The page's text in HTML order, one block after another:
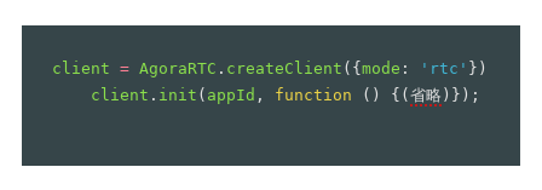
client = AgoraRTC . createClient ({mode : ' rtc ' });
client . init ( appId , function () {(省略 )});